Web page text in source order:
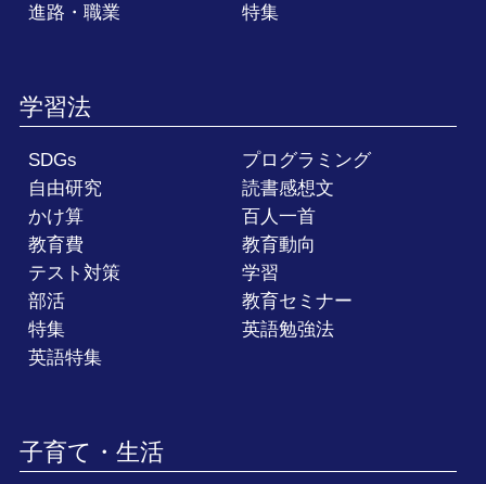
進路・職業
特集
学習法
SDGs
プログラミング
自由研究
読書感想文
かけ算
百人一首
教育費
教育動向
テスト対策
学習
部活
教育セミナー
特集
英語勉強法
英語特集
子育て・生活